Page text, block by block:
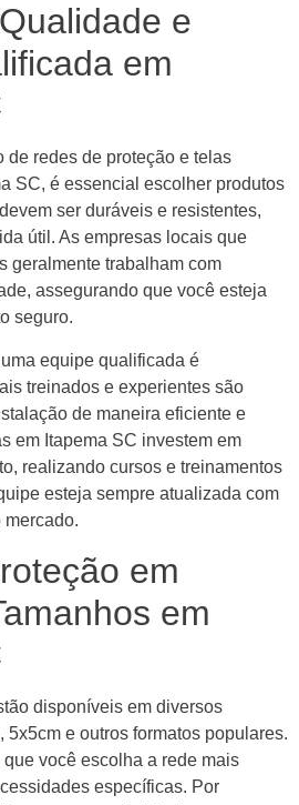
e
em
de redes de proteção e telas
SC, é essencial escolher produtos
ser duráveis e resistentes,
útil. As empresas locais que
geralmente trabalham com
assegurando que você esteja
seguro.
equipe qualificada é
treinados e experientes são
de maneira eficiente e
em Itapema SC investem em
realizando cursos e treinamentos
esteja sempre atualizada com
mercado.
em
em
disponíveis em diversos
5x5cm e outros formatos populares.
você escolha a rede mais
específicas. Por